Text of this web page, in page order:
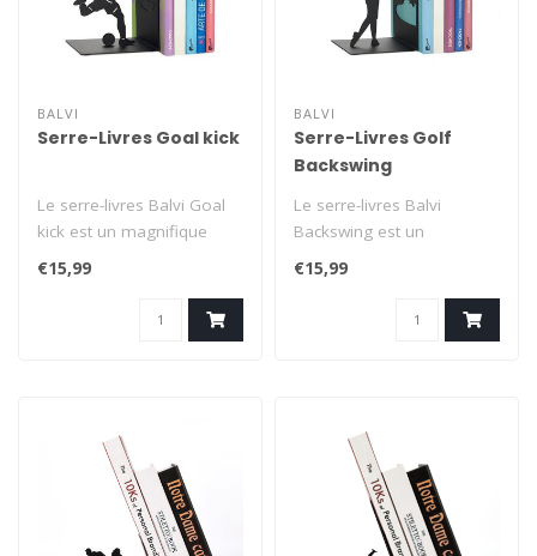
BALVI
Serre-Livres Goal kick
Le serre-livres Balvi Goal
kick est un magnifique
serre-livres noir avec la
silh..
€15,99
BALVI
Serre-Livres Golf
Backswing
Le serre-livres Balvi
Backswing est un
magnifique serre-livres
noir avec la silh..
€15,99